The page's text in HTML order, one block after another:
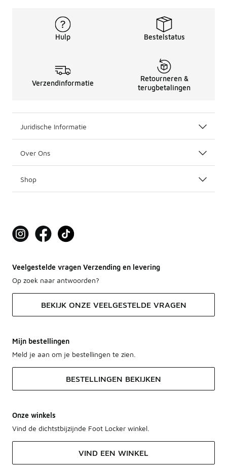
Hulp Bestelstatus
Verzendinformatie
Retourneren &
terugbetalingen
Juridische Informatie
Over Ons
Shop
Veelgestelde vragen Verzending en levering
Op zoek naar antwoorden?
BEKIJK ONZE VEELGESTELDE VRAGEN
Mijn bestellingen
Meld je aan om je bestellingen te zien.
BESTELLINGEN BEKIJKEN
Onze winkels
Vind de dichtstbijzijnde Foot Locker winkel.
VIND EEN WINKEL